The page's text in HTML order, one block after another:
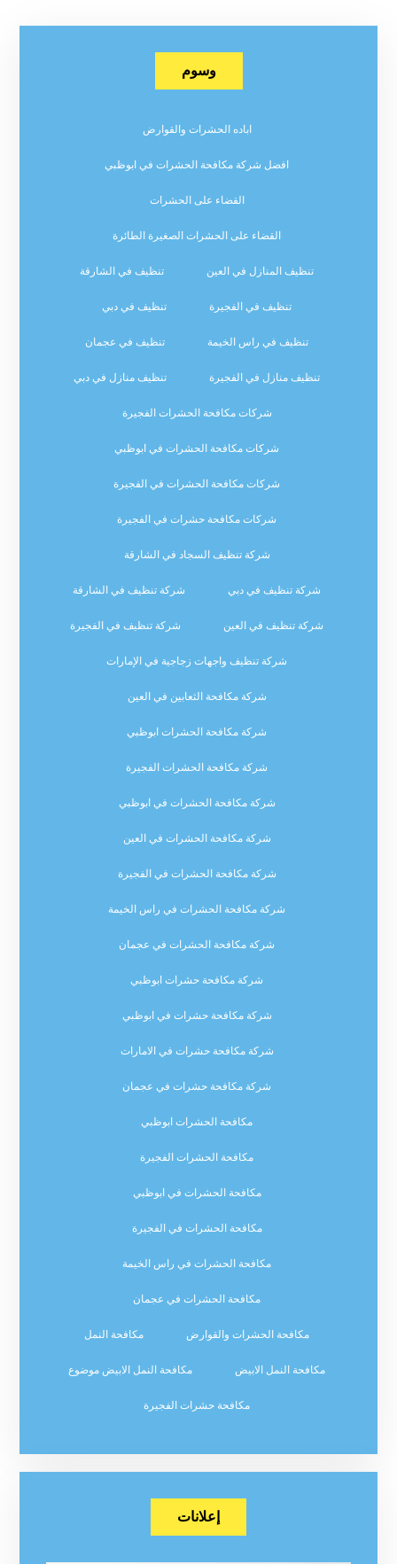
وسوم
اباده الحشرات والقوارض
افضل شركة مكافحة الحشرات في ابوظبي
القضاء على الحشرات
القضاء على الحشرات الصغيرة الطائرة
تنظيف المنازل في العين تنظيف في الشارقة
تنظيف في الفجيرة تنظيف في دبي
تنظيف في راس الخيمة تنظيف في عجمان
تنظيف منازل في الفجيرة تنظيف منازل في دبي
شركات مكافحة الحشرات الفجيرة
شركات مكافحة الحشرات في ابوظبي
شركات مكافحة الحشرات في الفجيرة
شركات مكافحة حشرات في الفجيرة
شركة تنظيف السجاد في الشارقة
شركة تنظيف في دبي شركة تنظيف في الشارقة
شركة تنظيف في العين شركة تنظيف في الفجيرة
شركة تنظيف واجهات زجاجية في الإمارات
شركة مكافحة الثعابين في العين
شركة مكافحة الحشرات ابوظبي
شركة مكافحة الحشرات الفجيرة
شركة مكافحة الحشرات في ابوظبي
شركة مكافحة الحشرات في العين
شركة مكافحة الحشرات في الفجيرة
شركة مكافحة الحشرات في راس الخيمة
شركة مكافحة الحشرات في عجمان
شركة مكافحة حشرات ابوظبي
شركة مكافحة حشرات في ابوظبي
شركة مكافحة حشرات في الامارات
شركة مكافحة حشرات في عجمان
مكافحة الحشرات ابوظبي
مكافحة الحشرات الفجيرة
مكافحة الحشرات في ابوظبي
مكافحة الحشرات في الفجيرة
مكافحة الحشرات في راس الخيمة
مكافحة الحشرات في عجمان
مكافحة الحشرات والقوارض مكافحة النمل
مكافحة النمل الابيض مكافحة النمل الابيض موضوع
مكافحة حشرات الفجيرة
إعلانات